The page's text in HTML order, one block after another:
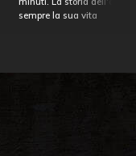
sempre la sua vita